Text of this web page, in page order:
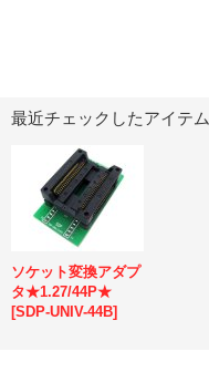
最近チェックしたアイテム
ソケット変換アダプ
タ★1.27/44P★
[SDP-UNIV-44B]